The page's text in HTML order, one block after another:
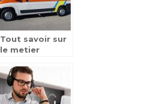
Tout savoir sur
le metier